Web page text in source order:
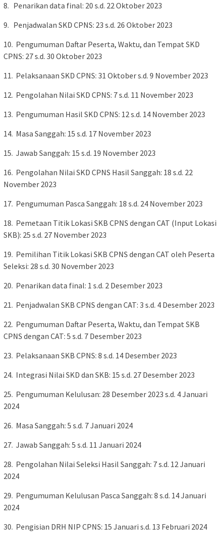
8. Penarikan data final: 20 s.d. 22 Oktober 2023
9. Penjadwalan SKD CPNS: 23 s.d. 26 Oktober 2023
10. Pengumuman Daftar Peserta, Waktu, dan Tempat SKD
CPNS: 27 s.d. 30 Oktober 2023
11. Pelaksanaan SKD CPNS: 31 Oktober s.d. 9 November 2023
12. Pengolahan Nilai SKD CPNS: 7 s.d. 11 November 2023
13. Pengumuman Hasil SKD CPNS: 12 s.d. 14 November 2023
14. Masa Sanggah: 15 s.d. 17 November 2023
15. Jawab Sanggah: 15 s.d. 19 November 2023
16. Pengolahan Nilai SKD CPNS Hasil Sanggah: 18 s.d. 22
November 2023
17. Pengumuman Pasca Sanggah: 18 s.d. 24 November 2023
18. Pemetaan Titik Lokasi SKB CPNS dengan CAT (Input Lokasi
SKB): 25 s.d. 27 November 2023
19. Pemilihan Titik Lokasi SKB CPNS dengan CAT oleh Peserta
Seleksi: 28 s.d. 30 November 2023
20. Penarikan data final: 1 s.d. 2 Desember 2023
21. Penjadwalan SKB CPNS dengan CAT: 3 s.d. 4 Desember 2023
22. Pengumuman Daftar Peserta, Waktu, dan Tempat SKB
CPNS dengan CAT: 5 s.d. 7 Desember 2023
23. Pelaksanaan SKB CPNS: 8 s.d. 14 Desember 2023
24. Integrasi Nilai SKD dan SKB: 15 s.d. 27 Desember 2023
25. Pengumuman Kelulusan: 28 Desember 2023 s.d. 4 Januari
2024
26. Masa Sanggah: 5 s.d. 7 Januari 2024
27. Jawab Sanggah: 5 s.d. 11 Januari 2024
28. Pengolahan Nilai Seleksi Hasil Sanggah: 7 s.d. 12 Januari
2024
29. Pengumuman Kelulusan Pasca Sanggah: 8 s.d. 14 Januari
2024
30. Pengisian DRH NIP CPNS: 15 Januari s.d. 13 Februari 2024